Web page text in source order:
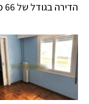
הדירה בגודל של 66 מ"ר.